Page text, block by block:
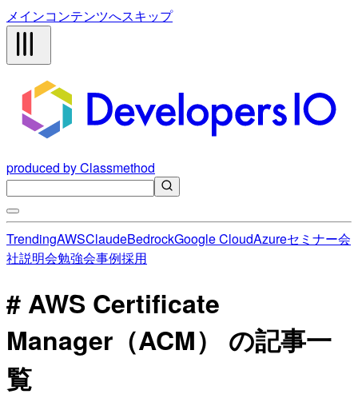
メインコンテンツへスキップ
produced by Classmethod
TrendingAWSClaudeBedrockGoogle CloudAzureセミナー会
社説明会勉強会事例採用
# AWS Certificate
Manager（ACM） の記事一
覧